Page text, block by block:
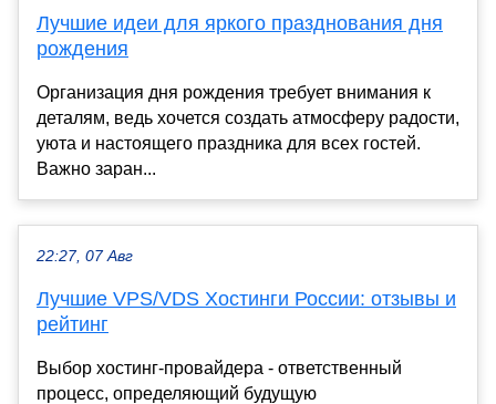
Лучшие идеи для яркого празднования дня
рождения
Организация дня рождения требует внимания к
деталям, ведь хочется создать атмосферу радости,
уюта и настоящего праздника для всех гостей.
Важно заран...
22:27, 07 Авг
Лучшие VPS/VDS Хостинги России: отзывы и
рейтинг
Выбор хостинг-провайдера - ответственный
процесс, определяющий будущую